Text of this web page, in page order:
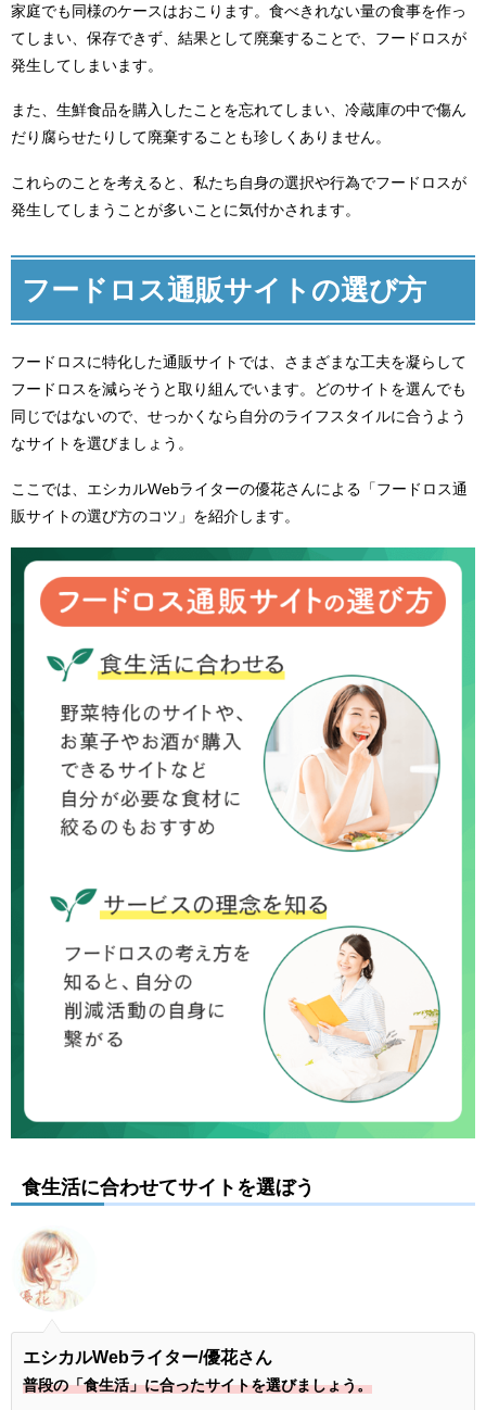
家庭でも同様のケースはおこります。食べきれない量の食事を作っ
てしまい、保存できず、結果として廃棄することで、フードロスが
発生してしまいます。
また、生鮮食品を購入したことを忘れてしまい、冷蔵庫の中で傷ん
だり腐らせたりして廃棄することも珍しくありません。
これらのことを考えると、私たち自身の選択や行為でフードロスが
発生してしまうことが多いことに気付かされます。
フードロス通販サイトの選び方
フードロスに特化した通販サイトでは、さまざまな工夫を凝らして
フードロスを減らそうと取り組んでいます。どのサイトを選んでも
同じではないので、せっかくなら自分のライフスタイルに合うよう
なサイトを選びましょう。
ここでは、エシカルWebライターの優花さんによる「フードロス通
販サイトの選び方のコツ」を紹介します。
食生活に合わせてサイトを選ぼう
エシカルWebライター/優花さん
普段の「食生活」に合ったサイトを選びましょう。